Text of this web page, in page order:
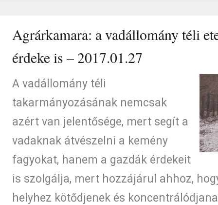
Agrárkamara: a vadállomány téli
érdeke is – 2017.01.27
A vadállomány téli
takarmányozásának nemcsak
azért van jelentősége, mert segít a
vadaknak átvészelni a kemény
fagyokat, hanem a gazdák érdekeit
is szolgálja, mert hozzájárul ahhoz,
helyhez kötődjenek és